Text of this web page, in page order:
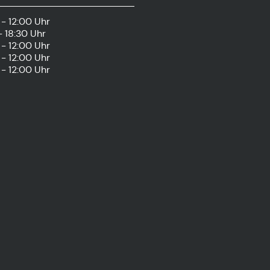
12:00 Uhr
18:30 Uhr
12:00 Uhr
12:00 Uhr
12:00 Uhr